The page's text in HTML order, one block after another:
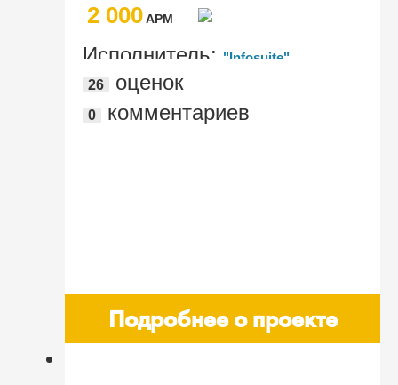
2 000AРМ
Исполнитель: "Infosuite"
26
оценок
0 комментариев
Подробнее о проекте